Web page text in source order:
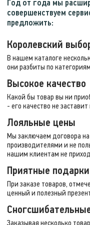
CARAT Dual
880 000 руб.
569 999
ВЫ ЭКОНОМИТЕ:
Год от года мы
совершенствуем
предложить:
Королевский
В нашем каталоге
они разбиты по
Высокое качество
Какой бы товар вы ни
- его качество не
Лояльные цены
Мы заключаем договора на
производителями и не
нашим клиентам не
Приятные подарки
При заказе товаров,
ценный и полезный
Заказывая несколько